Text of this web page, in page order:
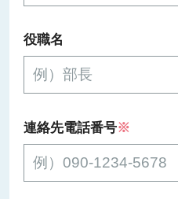
役職名
連絡先電話番号※